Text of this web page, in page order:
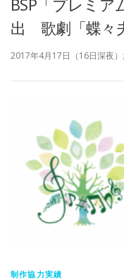
出 歌劇「蝶々
2017年4月17日（16日深夜
制作協力実績